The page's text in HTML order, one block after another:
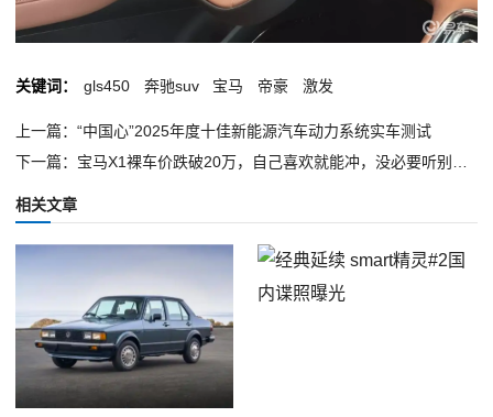
关键词： gls450 奔驰suv 宝马 帝豪 激发
上一篇：“中国心”2025年度十佳新能源汽车动力系统实车测试
下一篇：宝马X1裸车价跌破20万，自己喜欢就能冲，没必要听别人的
相关文章